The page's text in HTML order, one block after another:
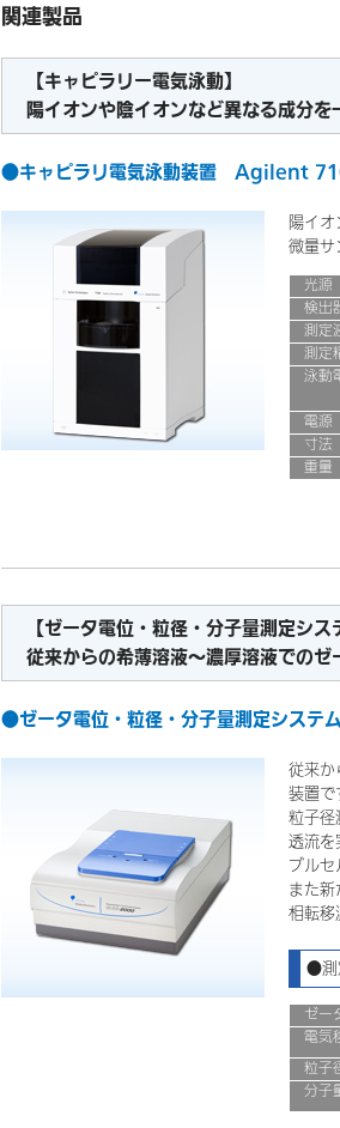
関連製品
【キャピラリー電気泳動】
陽イオンや陰イオンなど異なる成分
●キャピラリ電気泳動装置 Agilent
陽イオ
微量サ
光源
検出
測定
測定
泳動
電源
寸法
重量
【ゼータ電位・粒径・分子量測定シス
従来からの希薄溶液～濃厚溶液での
●ゼータ電位・粒径・分子量測定シス
従来か
装置で
粒子
透流
ブルセ
また
相転移
●測
ゼー
電気
粒子
分子